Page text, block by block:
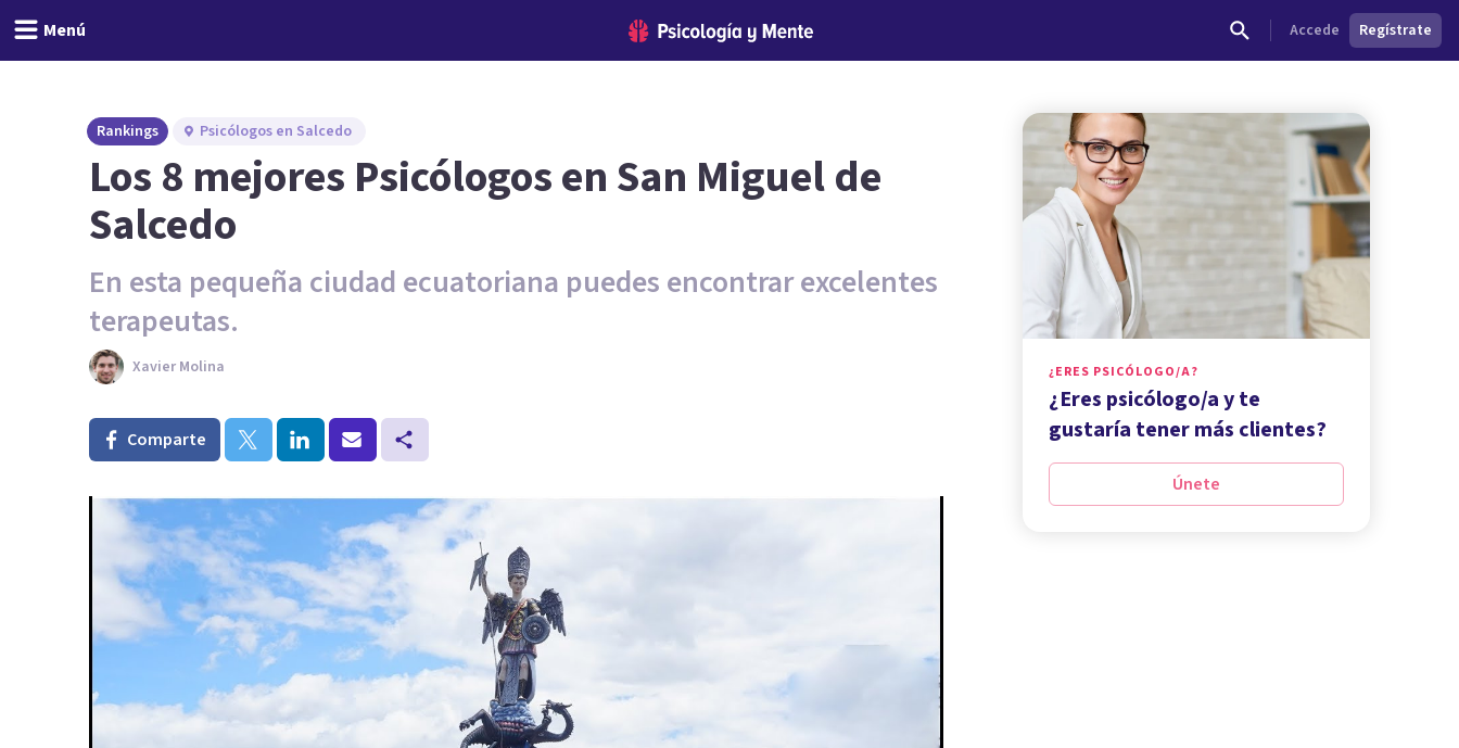
Menú Accede Regístrate
Rankings Psicólogos en Salcedo
Los 8 mejores Psicólogos en San Miguel de
Salcedo
En esta pequeña ciudad ecuatoriana puedes encontrar excelentes
terapeutas.
Xavier Molina
Comparte
¿ERES PSICÓLOGO/A?
¿Eres psicólogo/a y te
gustaría tener más clientes?
Únete